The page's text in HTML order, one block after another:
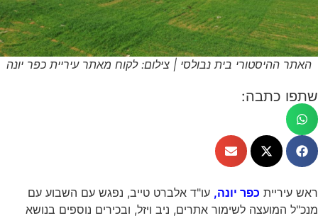
האתר ההיסטורי בית נבולסי | צילום: לקוח מאתר עיריית כפר יונה
שתפו כתבה:
ראש עיריית כפר יונה, עו"ד אלברט טייב, נפגש עם השבוע עם
מנכ"ל המועצה לשימור אתרים, ניב ויזל, ובכירים נוספים בנושא